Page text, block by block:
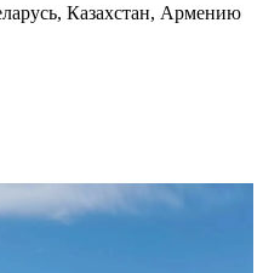
Казахстан, Армению